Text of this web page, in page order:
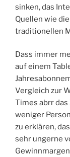
sinken, das
Quellen wie
traditionellen
Dass immer
auf einem
Vergleich zur
Times abrr
weniger
zu erklären,
sehr ungerne